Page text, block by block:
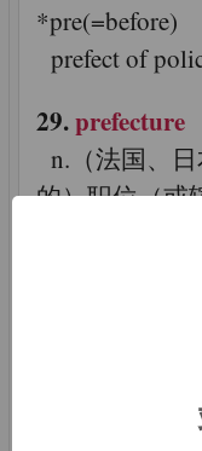
*pre(=before)
prefect of
29.prefecture
n.（法国、
的）职位（或
prefectural
n.（靠食物